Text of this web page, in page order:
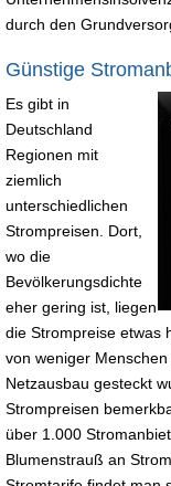
durch den
Günstige
Es gibt in
Deutschland
Regionen mit
ziemlich
unterschiedlichen
Strompreisen. Dort,
wo die
Bevölkerungsdichte
eher gering ist, liegen
die Strompreise etwas
von weniger
Netzausbau gesteckt
Strompreisen
über 1.000
Blumenstrauß an